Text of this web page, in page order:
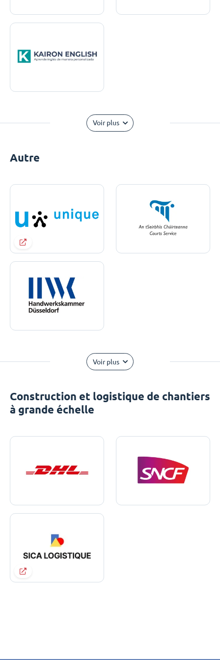
Voir plus
Autre
Voir plus
Construction et logistique de chantiers
à grande échelle